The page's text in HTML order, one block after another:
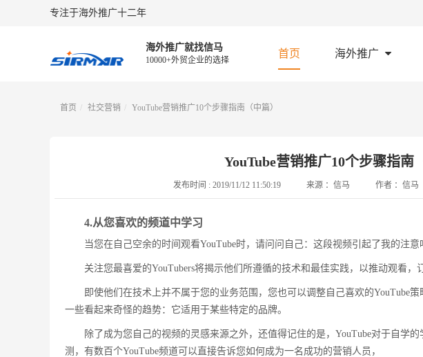
专注于海外推广十二年
海外推广就找信马
10000+外贸企业的选择
首页 海外推广
首页 社交营销 YouTube营销推广10个步骤指南（中篇）
YouTube营销推广10个步骤指南
发布时间 : 2019/11/12 11:50:19 来源 ： 信马 作者 ： 信马
4.从您喜欢的频道中学习
当您在自己空余的时间观看YouTube时，请问问自己：这段视频引起了我的注
关注您最喜爱的YouTubers将揭示他们所遵循的技术和最佳实践，以推动观看，
即使他们在技术上并不属于您的业务范围，您也可以调整自己喜欢的YouTube
一些看起来奇怪的趋势：它适用于某些特定的品牌。
除了成为您自己的视频的灵感来源之外，还值得记住的是，YouTube对于自学
测，有数百个YouTube频道可以直接告诉您如何成为一名成功的营销人员，